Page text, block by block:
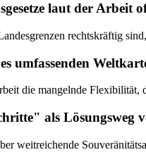
laut der Arbeit
rechtskräftig
umfassenden
die mangelnde Flexibilität,
als Lösungsweg
weitreichende